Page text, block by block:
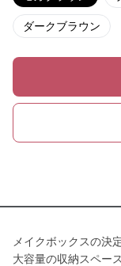
ダークブラウン
メイクボックスの決
大容量の収納スペー